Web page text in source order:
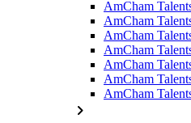
AmCham
AmCham
AmCham
AmCham
AmCham
AmCham
AmCham
chevron_right